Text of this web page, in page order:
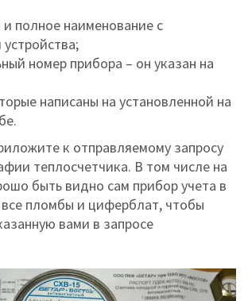
и полное наименование с
номер прибора – он указан на
написаны на установленной на
к отправляемому запросу
теплосчетчика. В том числе на
быть видно сам прибор учета в
все пломбы и циферблат, чтобы
вами в запросе